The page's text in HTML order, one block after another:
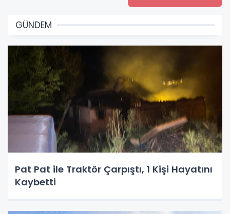
GÜNDEM
Pat Pat ile Traktör Çarpıştı, 1 Kişi Hayatını
Kaybetti